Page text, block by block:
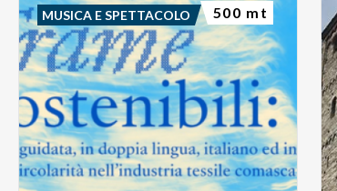
MUSICA E SPETTACOLO 500 mt